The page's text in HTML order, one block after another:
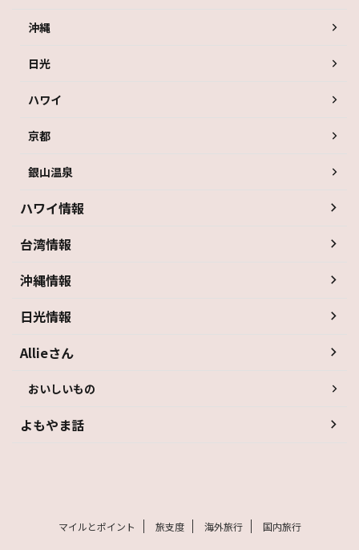
沖縄
日光
ハワイ
京都
銀山温泉
ハワイ情報
台湾情報
沖縄情報
日光情報
Allieさん
おいしいもの
よもやま話
マイルとポイント 旅支度 海外旅行 国内旅行